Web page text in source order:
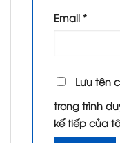
Email *
Lưu tên
trong trình
kế tiếp của